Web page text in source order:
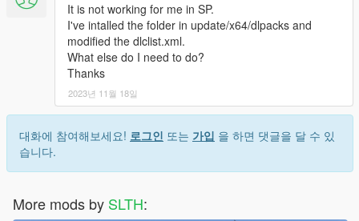
It is not working for me in SP.
I've intalled the folder in update/x64/dlpacks and
modified the dlclist.xml.
What else do I need to do?
Thanks
2023년 11월 18일
대화에 참여해보세요! 로그인 또는 가입 을 하면 댓글을 달 수 있
습니다.
More mods by SLTH: